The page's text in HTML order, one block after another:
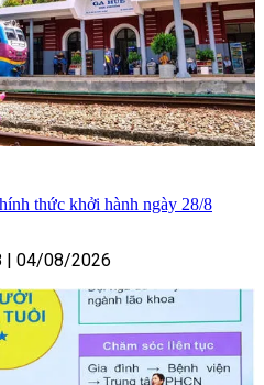
thức khởi hành ngày 28/8
04/08/2026